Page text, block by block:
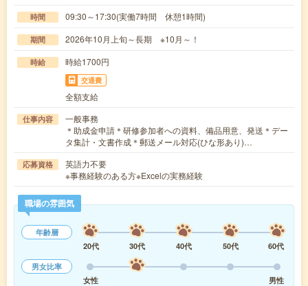
時間 09:30～17:30(実働7時間 休憩1時間)
期間 2026年10月上旬～長期 ※10月～！
時給 時給1700円
交通費
全額支給
仕事内容
一般事務
＊助成金申請＊研修参加者への資料、備品用意、発送＊デー
タ集計・文書作成＊郵送メール対応(ひな形あり)…
応募資格
英語力不要
※事務経験のある方※Excelの実務経験
職場の雰囲気
年齢層
20代
30代 40代 50代
60代
男女比率
女性
男性